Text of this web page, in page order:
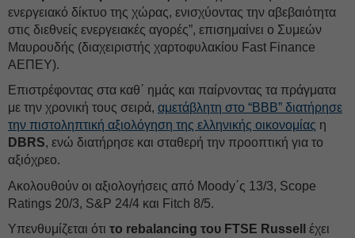
ενεργειακό δίκτυο της χώρας, ενισχύοντας την αβεβαιότητα
στις διεθνείς ενεργειακές αγορές”, επισημαίνει ο Συμεών
Μαυρουδής (διαχειριστής χαρτοφυλακίου Fast Finance
ΑΕΠΕΥ).
Επιστρέφοντας στα καθ΄ ημάς και παίρνοντας τα πράγματα
με την χρονική τους σειρά, αμετάβλητη στο “ΒΒΒ” διατήρησε
την πιστοληπτική αξιολόγηση της ελληνικής οικονομίας η
DBRS, ενώ διατήρησε και σταθερή την προοπτική για το
αξιόχρεο.
Ακολουθούν οι αξιολογήσεις από Moody΄ς 13/3, Scope
Ratings 20/3, S&P 24/4 και Fitch 8/5.
Υπενθυμίζεται ότι το rebalancing του FTSE Russell
έχει